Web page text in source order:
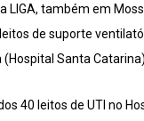
LIGA, também em
de suporte
Santa Catarina).
40 leitos de UTI no